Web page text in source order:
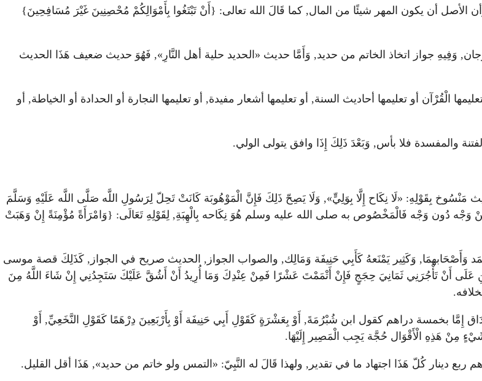
أن يكون المهر شيئًا من المال, كما قَالَ الله تعالى: {أَنْ تَبْتَغُوا بِأَمْوَالِكُمْ مُحْصِنِينَ غَيْرَ مُسَافِحِينَ}
وَفِيهِ جواز اتخاذ الخاتم من حديد, وَأَمَّا حديث «الحديد حلية أهل النَّارِ», فَهُوَ حديث ضعيف هَذَا الحديث
الْقُرْآن أو تعليمها أحاديث السنة, أو تعليمها أشعار مفيدة, أو تعليمها النجارة أو الحدادة أو الخياطة, أو
والمفسدة فلا بأس, وَبَعْدَ ذَلِكَ إِذَا وافق يتولى الولي.
بِقَوْلِهِ: «لَا نِكَاح إِلَّا بِوَلِيٍّ», وَلَا يَصِحّ ذَلِكَ فَإِنَّ الْمَوْهُوبَة كَانَتْ تَحِلّ لِرَسُولِ اللَّه صَلَّى اللَّه عَلَيْهِ وَسَلَّمَ
وَجْه دُون وَجْه فَالْمَخْصُوص به صلى الله عليه وسلم هُوَ نِكَاحه بِالْهِبَةِ, لِقَوْلِهِ تَعَالَى: {وَامْرَأَةً مُؤْمِنَةً إِنْ وَهَبَتْ
وَأَصْحَابهمَا, وَكَثِير يَمْنَعهُ كَأَبِي حَنِيفَة وَمَالِك, والصواب الجواز, الحديث صريح في الجواز, كَذَلِكَ قصة موسى
عَلَى أَنْ تَأْجُرَنِي ثَمَانِيَ حِجَجٍ فَإِنْ أَتْمَمْتَ عَشْرًا فَمِنْ عِنْدِكَ وَمَا أُرِيدُ أَنْ أَشُقَّ عَلَيْكَ سَتَجِدُنِي إِنْ شَاءَ اللَّهُ مِنَ
إِمَّا بخمسة دراهم كقول ابن شُبْرُمَةَ, أَوْ بِعَشْرَةٍ كَقَوْلِ أَبِي حَنِيفَة أَوْ بِأَرْبَعِينَ دِرْهَمًا كَقَوْلِ النَّخَعِيِّ, أَوْ
مِنْ هَذِهِ الْأَقْوَال حُجَّة يَجِب الْمَصِير إِلَيْهَا.
ربع دينار كُلّ هَذَا اجتهاد ما في تقدير, ولهذا قَالَ له النَّبِيّ: «التمس ولو خاتم من حديد», هَذَا أقل القليل.